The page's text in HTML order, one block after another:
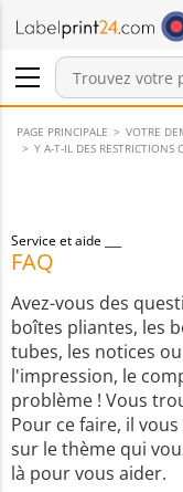
Connexion /
Annonces
PAGE PRINCIPALE VOTRE
Y A-T-IL DES RESTRICTIONS
Service et aide
FAQ
Avez-vous des
boîtes pliantes, les
tubes, les notices
l'impression, le
problème ! Vous
Pour ce faire, il
sur le thème qui
là pour vous aider.